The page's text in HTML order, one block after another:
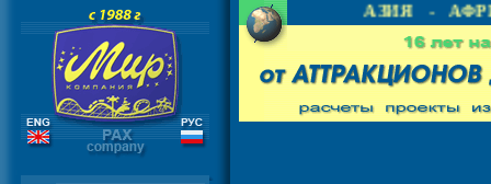
- СНГ - ЕВРОПА - АМЕРИКА - АЗИЯ -